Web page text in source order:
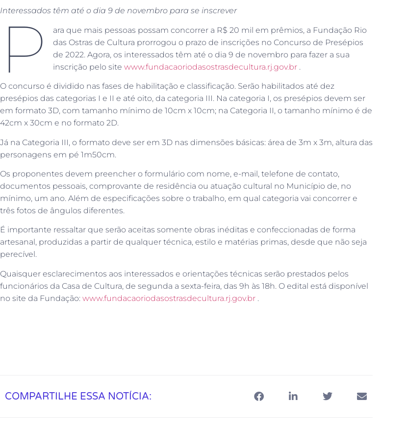
Interessados têm até o dia 9 de novembro para se inscrever
P
ara que mais pessoas possam concorrer a R$ 20 mil em prêmios, a Fundação Rio
das Ostras de Cultura prorrogou o prazo de inscrições no Concurso de Presépios
de 2022. Agora, os interessados têm até o dia 9 de novembro para fazer a sua
inscrição pelo sitewww.fundacaoriodasostrasdecultura.rj.gov.br .
O concurso é dividido nas fases de habilitação e classificação. Serão habilitados até dez
presépios das categorias I e II e até oito, da categoria III. Na categoria I, os presépios devem ser
em formato 3D, com tamanho mínimo de 10cm x 10cm; na Categoria II, o tamanho mínimo é de
42cm x 30cm e no formato 2D.
Já na Categoria III, o formato deve ser em 3D nas dimensões básicas: área de 3m x 3m, altura das
personagens em pé 1m50cm.
Os proponentes devem preencher o formulário com nome, e-mail, telefone de contato,
documentos pessoais, comprovante de residência ou atuação cultural no Município de, no
mínimo, um ano. Além de especificações sobre o trabalho, em qual categoria vai concorrer e
três fotos de ângulos diferentes.
É importante ressaltar que serão aceitas somente obras inéditas e confeccionadas de forma
artesanal, produzidas a partir de qualquer técnica, estilo e matérias primas, desde que não seja
perecível.
Quaisquer esclarecimentos aos interessados e orientações técnicas serão prestados pelos
funcionários da Casa de Cultura, de segunda a sexta-feira, das 9h às 18h. O edital está disponível
no site da Fundação: www.fundacaoriodasostrasdecultura.rj.gov.br .
COMPARTILHE ESSA NOTÍCIA: